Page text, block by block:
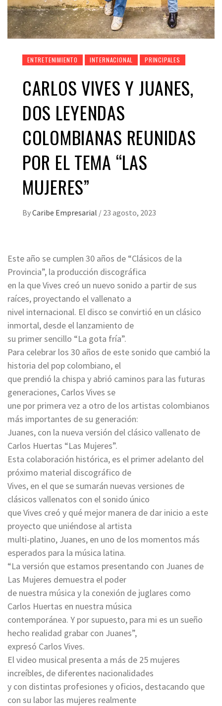
ENTRETENIMIENTO INTERNACIONAL PRINCIPALES
CARLOS VIVES Y JUANES,
DOS LEYENDAS
COLOMBIANAS REUNIDAS
POR EL TEMA “LAS
MUJERES”
ByCaribe Empresarial / 23 agosto, 2023
Este año se cumplen 30 años de “Clásicos de la
Provincia”, la producción discográfica
en la que Vives creó un nuevo sonido a partir de sus
raíces, proyectando el vallenato a
nivel internacional. El disco se convirtió en un clásico
inmortal, desde el lanzamiento de
su primer sencillo “La gota fría”.
Para celebrar los 30 años de este sonido que cambió la
historia del pop colombiano, el
que prendió la chispa y abrió caminos para las futuras
generaciones, Carlos Vives se
une por primera vez a otro de los artistas colombianos
más importantes de su generación:
Juanes, con la nueva versión del clásico vallenato de
Carlos Huertas “Las Mujeres”.
Esta colaboración histórica, es el primer adelanto del
próximo material discográfico de
Vives, en el que se sumarán nuevas versiones de
clásicos vallenatos con el sonido único
que Vives creó y qué mejor manera de dar inicio a este
proyecto que uniéndose al artista
multi-platino, Juanes, en uno de los momentos más
esperados para la música latina.
“La versión que estamos presentando con Juanes de
Las Mujeres demuestra el poder
de nuestra música y la conexión de juglares como
Carlos Huertas en nuestra música
contemporánea. Y por supuesto, para mi es un sueño
hecho realidad grabar con Juanes”,
expresó Carlos Vives.
El video musical presenta a más de 25 mujeres
increíbles, de diferentes nacionalidades
y con distintas profesiones y oficios, destacando que
con su labor las mujeres realmente